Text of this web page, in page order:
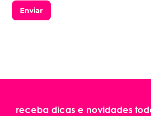
Enviar
receba dicas e novidades